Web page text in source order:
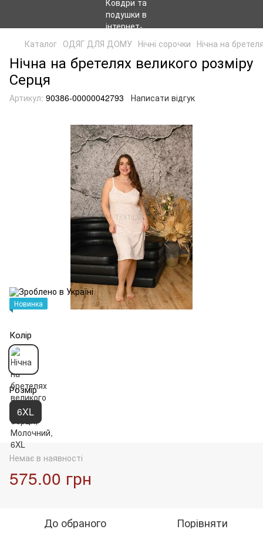
Каталог ОДЯГ ДЛЯ ДОМУ Нічні сорочки Нічна на
Нічна на бретелях великого розміру
Серця
Артикул: 90386-00000042793 Написати відгук
Новинка
Колір
Розмір
6XL
Немає в наявності
575.00 грн
До обраного Порівняти